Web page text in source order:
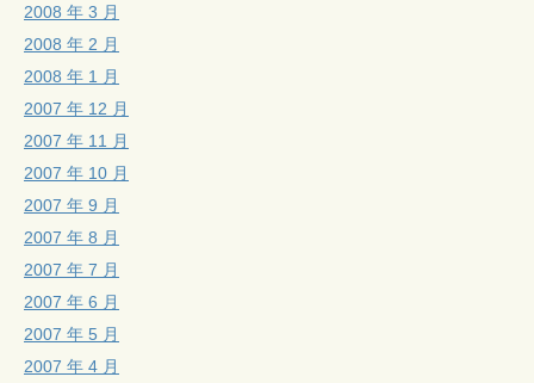
2008 年 3 月
2008 年 2 月
2008 年 1 月
2007 年 12 月
2007 年 11 月
2007 年 10 月
2007 年 9 月
2007 年 8 月
2007 年 7 月
2007 年 6 月
2007 年 5 月
2007 年 4 月